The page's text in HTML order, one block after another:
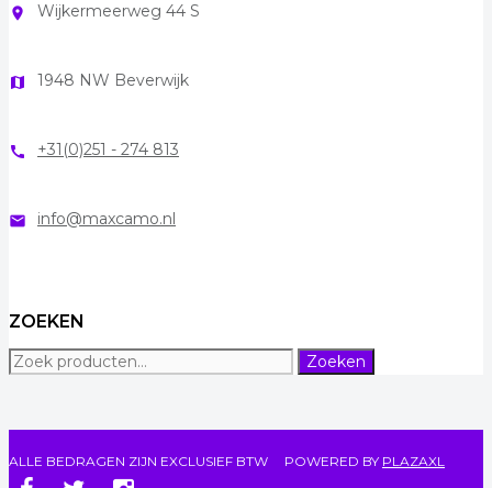
room Wijkermeerweg 44 S
map 1948 NW Beverwijk
call +31(0)251 - 274 813
mail info@maxcamo.nl
ZOEKEN
Zoeken
Zoeken
ALLE BEDRAGEN ZIJN EXCLUSIEF BTW POWERED BY PLAZAXL